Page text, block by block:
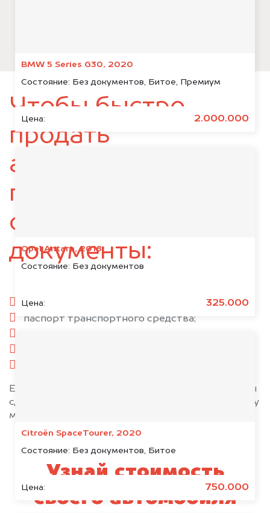
BMW 5 Series G30, 2020
Состояние: Без документов, Битое, Премиум
Цена: 2.000.000
Opel Antara, 2018
Состояние: Без документов
Цена: 325.000
Citroën SpaceTourer, 2020
Состояние: Без документов, Битое
Цена: 750.000
Чтобы быстро
продать
автомобиль,
подготовьте
следующие
документы:
паспорт гражданина РФ;
паспорт транспортного средства;
Если у вас нет всех документов, то наши юристы
сделают всё возможное, чтобы оформить сделку
максимально быстро!
Узнай стоимость
своего автомобиля